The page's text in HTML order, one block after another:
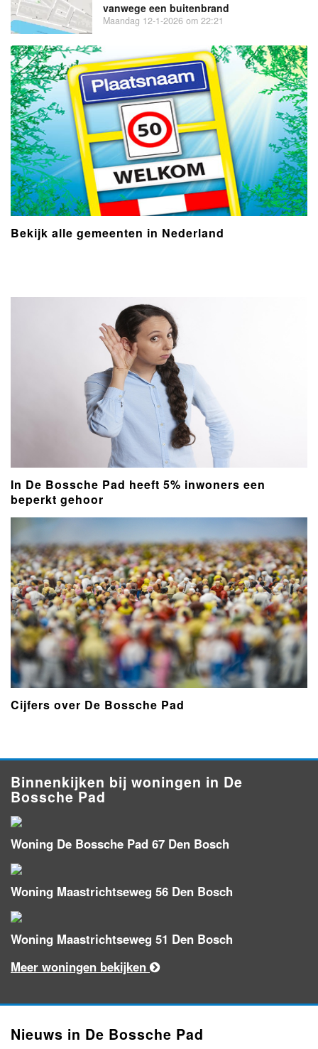
vanwege een buitenbrand
Maandag 12-1-2026 om 22:21
Bekijk alle gemeenten in Nederland
In De Bossche Pad heeft 5% inwoners een
beperkt gehoor
Cijfers over De Bossche Pad
Binnenkijken bij woningen in De
Bossche Pad
Woning De Bossche Pad 67 Den Bosch
Woning Maastrichtseweg 56 Den Bosch
Woning Maastrichtseweg 51 Den Bosch
Meer woningen bekijken
Nieuws in De Bossche Pad